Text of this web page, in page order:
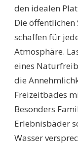
den idealen
Die
schaffen für
Atmosphäre.
eines
die
Freizeitbades
Besonders
Erlebnisbäder
Wasser